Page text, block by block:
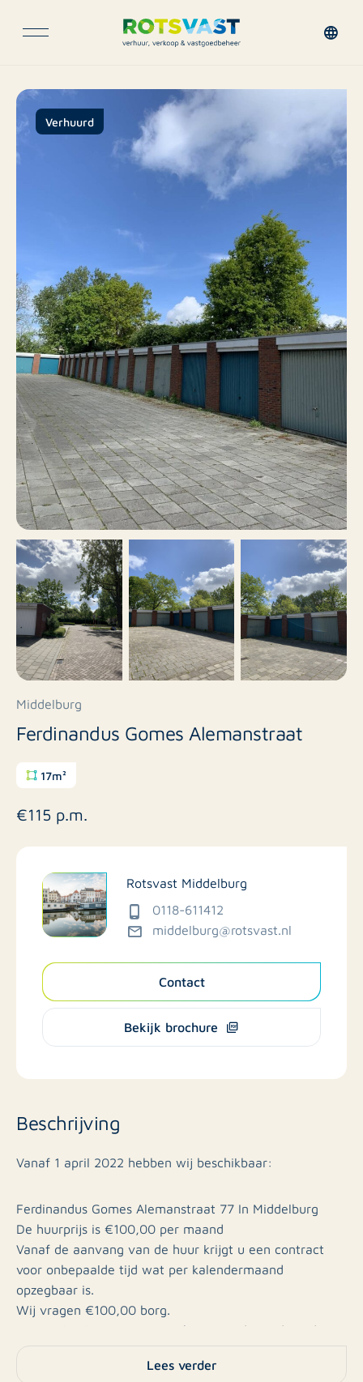
Verhuurd
Middelburg
Ferdinandus Gomes Alemanstraat
17m²
€115 p.m.
Rotsvast Middelburg
0118-611412
middelburg@rotsvast.nl
Contact
Bekijk brochure
Beschrijving
Vanaf 1 april 2022 hebben wij beschikbaar:
Ferdinandus Gomes Alemanstraat 77 In Middelburg
De huurprijs is €100,00 per maand
Vanaf de aanvang van de huur krijgt u een contract
voor onbepaalde tijd wat per kalendermaand
opzegbaar is.
Wij vragen €100,00 borg.
Centraal gelegen garage te huur aan de Ferdinandus
Gomes Alemanstraat.
De garage bevindt zich bijna direct aan de Schroeweg
Lees verder